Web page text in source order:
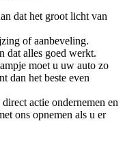
dat het groot licht van
of aanbeveling.
dat alles goed werkt.
moet u uw auto zo
dan het beste even
actie ondernemen en
ons opnemen als u er